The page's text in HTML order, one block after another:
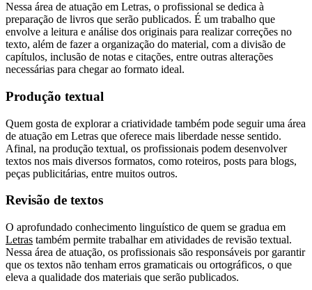
Nessa área de atuação em Letras, o profissional se dedica à
preparação de livros que serão publicados. É um trabalho que
envolve a leitura e análise dos originais para realizar correções no
texto, além de fazer a organização do material, com a divisão de
capítulos, inclusão de notas e citações, entre outras alterações
necessárias para chegar ao formato ideal.
Produção textual
Quem gosta de explorar a criatividade também pode seguir uma área
de atuação em Letras que oferece mais liberdade nesse sentido.
Afinal, na produção textual, os profissionais podem desenvolver
textos nos mais diversos formatos, como roteiros, posts para blogs,
peças publicitárias, entre muitos outros.
Revisão de textos
O aprofundado conhecimento linguístico de quem se gradua em
Letras também permite trabalhar em atividades de revisão textual.
Nessa área de atuação, os profissionais são responsáveis por garantir
que os textos não tenham erros gramaticais ou ortográficos, o que
eleva a qualidade dos materiais que serão publicados.